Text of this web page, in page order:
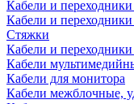
Кабели и
Кабели и
Стяжки
Кабели и
Кабели
Кабели для монитора
Кабели межблочные,